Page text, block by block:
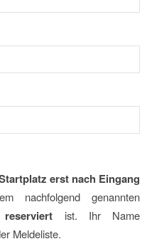
erst nach Eingang
nachfolgend genannten
ist. Ihr Name
Meldeliste.